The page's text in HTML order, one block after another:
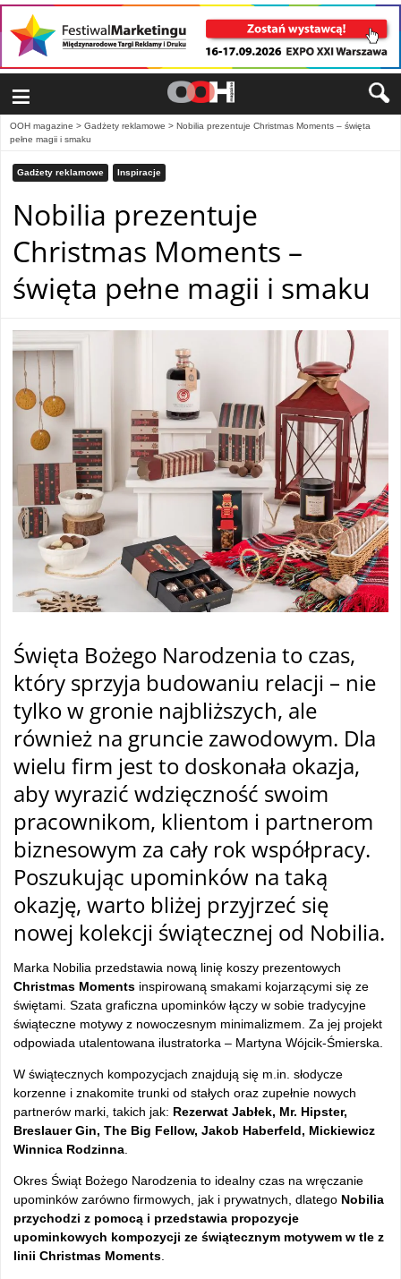
≡
OOH magazine > Gadżety reklamowe > Nobilia prezentuje Christmas Moments – święta
pełne magii i smaku
Gadżety reklamowe Inspiracje
Nobilia prezentuje
Christmas Moments –
święta pełne magii i smaku
Święta Bożego Narodzenia to czas,
który sprzyja budowaniu relacji – nie
tylko w gronie najbliższych, ale
również na gruncie zawodowym. Dla
wielu firm jest to doskonała okazja,
aby wyrazić wdzięczność swoim
pracownikom, klientom i partnerom
biznesowym za cały rok współpracy.
Poszukując upominków na taką
okazję, warto bliżej przyjrzeć się
nowej kolekcji świątecznej od Nobilia.
Marka Nobilia przedstawia nową linię koszy prezentowych
Christmas Moments inspirowaną smakami kojarzącymi się ze
świętami. Szata graficzna upominków łączy w sobie tradycyjne
świąteczne motywy z nowoczesnym minimalizmem. Za jej projekt
odpowiada utalentowana ilustratorka – Martyna Wójcik-Śmierska.
W świątecznych kompozycjach znajdują się m.in. słodycze
korzenne i znakomite trunki od stałych oraz zupełnie nowych
partnerów marki, takich jak: Rezerwat Jabłek, Mr. Hipster,
Breslauer Gin, The Big Fellow, Jakob Haberfeld, Mickiewicz
Winnica Rodzinna
Okres Świąt Bożego Narodzenia to idealny czas na wręczanie
upominków zarówno firmowych, jak i prywatnych, dlatego Nobilia
przychodzi z pomocą i przedstawia propozycje
upominkowych kompozycji ze świątecznym motywem w tle z
linii Christmas Moments